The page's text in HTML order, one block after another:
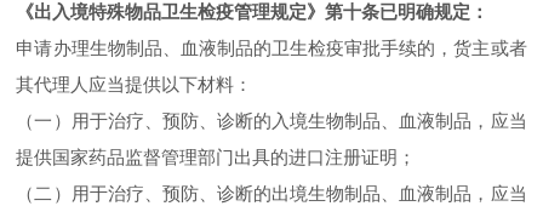
《出入境特殊物品卫生检疫管理规定》第十条已明确规定：
申请办理生物制品、血液制品的卫生检疫审批手续的，货主或者
其代理人应当提供以下材料：
（一）用于治疗、预防、诊断的入境生物制品、血液制品，应当
提供国家药品监督管理部门出具的进口注册证明；
（二）用于治疗、预防、诊断的出境生物制品、血液制品，应当